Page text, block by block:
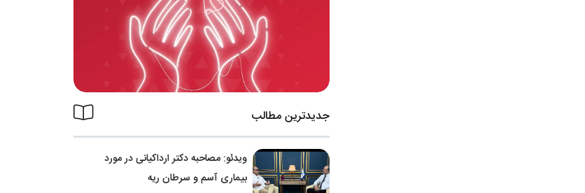
جدیدترین مطالب
ویدئو: مصاحبه دکتر ارداکیانی در مورد
بیماری آسم و سرطان ریه